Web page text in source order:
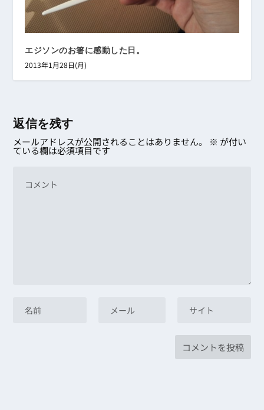
エジソンのお箸に感動した日。
2013年1月28日(月)
返信を残す
メールアドレスが公開されることはありません。 ※ が付い
ている欄は必須項目です